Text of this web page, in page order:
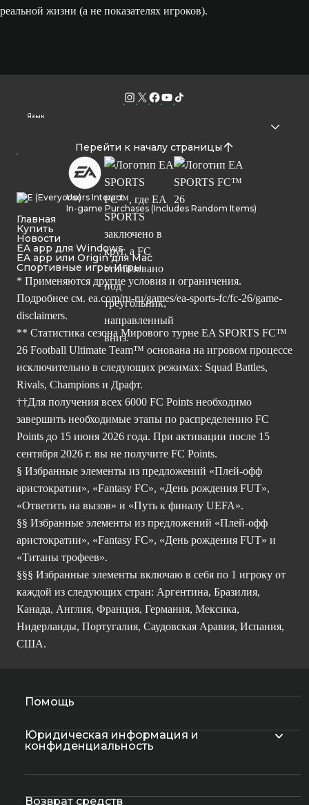
реальной жизни (а не показателях игроков).
Язык
Перейти к началу страницы
Users Interact
In-game Purchases (Includes Random Items)
Главная
Купить
Новости
EA app для Windows
EA app или Origin для Mac
Спортивные игры Игры
* Применяются другие условия и ограничения.
Подробнее см. ea.com/ru-ru/games/ea-sports-fc/fc-26/game-
disclaimers.
** Статистика сезона Мирового турне EA SPORTS FC™
26 Football Ultimate Team™ основана на игровом процессе
исключительно в следующих режимах: Squad Battles,
Rivals, Champions и Драфт.
††Для получения всех 6000 FC Points необходимо
завершить необходимые этапы по распределению FC
Points до 15 июня 2026 года. При активации после 15
сентября 2026 г. вы не получите FC Points.
§ Избранные элементы из предложений «Плей-офф
аристократии», «Fantasy FC», «День рождения FUT»,
«Ответить на вызов» и «Путь к финалу UEFA».
§§ Избранные элементы из предложений «Плей-офф
аристократии», «Fantasy FC», «День рождения FUT» и
«Титаны трофеев».
§§§ Избранные элементы включаю в себя по 1 игроку от
каждой из следующих стран: Аргентина, Бразилия,
Канада, Англия, Франция, Германия, Мексика,
Нидерланды, Португалия, Саудовская Аравия, Испания,
США.
Помощь
Юридическая информация и
конфиденциальность
Возврат средств